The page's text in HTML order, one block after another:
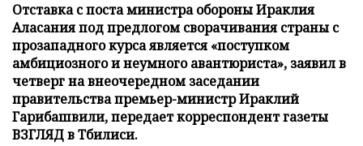
Отставка с поста министра обороны Ираклия
Аласания под предлогом сворачивания страны с
прозападного курса является «поступком
амбициозного и неумного авантюриста», заявил в
четверг на внеочередном заседании
правительства премьер-министр Ираклий
Гарибашвили, передает корреспондент газеты
ВЗГЛЯД в Тбилиси.